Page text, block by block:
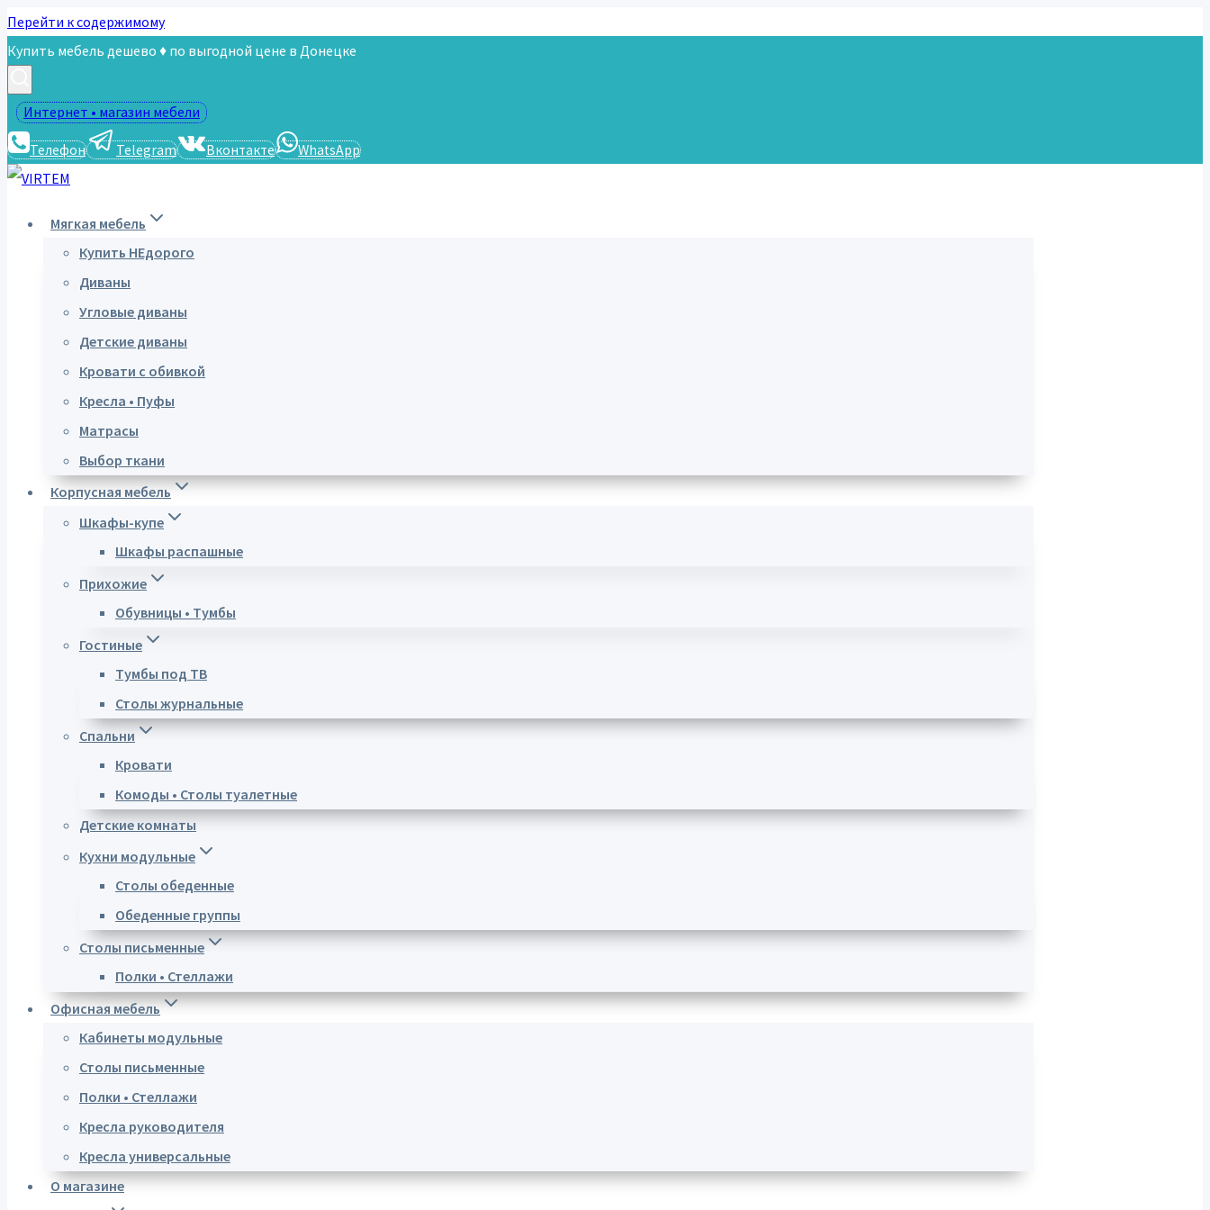
Перейти к содержимому
Купить мебель дешево ♦ по выгодной цене в Донецке
Интернет • магазин мебели
Телефон Telegram Вконтакте WhatsApp
Мягкая мебель
Купить НЕдорого
Диваны
Угловые диваны
Детские диваны
Кровати с обивкой
Кресла • Пуфы
Матрасы
Выбор ткани
Корпусная мебель
Шкафы-купе
Шкафы распашные
Прихожие
Обувницы • Тумбы
Гостиные
Тумбы под ТВ
Столы журнальные
Спальни
Кровати
Комоды • Столы туалетные
Детские комнаты
Кухни модульные
Столы обеденные
Обеденные группы
Столы письменные
Полки • Стеллажи
Офисная мебель
Кабинеты модульные
Столы письменные
Полки • Стеллажи
Кресла руководителя
Кресла универсальные
О магазине